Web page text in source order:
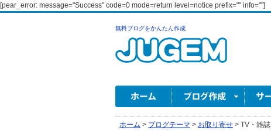
[pear_error: message="Success" code=0 mode=return level=notice prefix="" info=""]
無料ブログをかんたん作成
ホーム > ブログテーマ > お取り寄せ > TV・雑